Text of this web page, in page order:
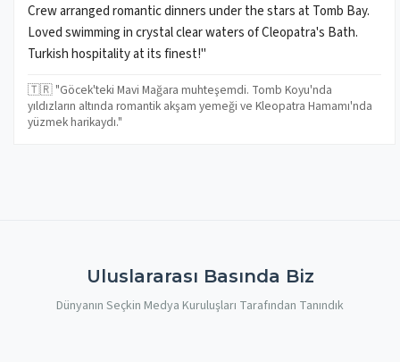
Crew arranged romantic dinners under the stars at Tomb Bay.
Loved swimming in crystal clear waters of Cleopatra's Bath.
Turkish hospitality at its finest!"
🇹🇷 "Göcek'teki Mavi Mağara muhteşemdi. Tomb Koyu'nda
yıldızların altında romantik akşam yemeği ve Kleopatra Hamamı'nda
yüzmek harikaydı."
Uluslararası Basında Biz
Dünyanın Seçkin Medya Kuruluşları Tarafından Tanındık